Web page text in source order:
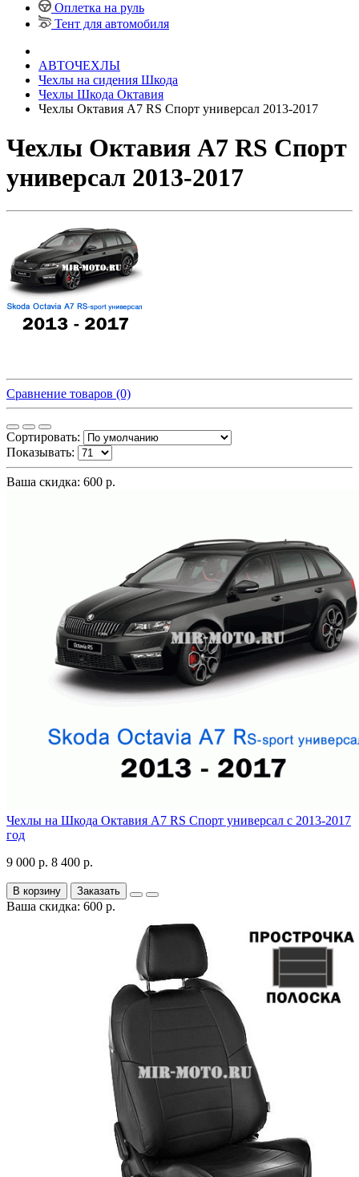
Оплетка на руль
Тент для автомобиля
АВТОЧЕХЛЫ
Чехлы на сидения Шкода
Чехлы Шкода Октавия
Чехлы Октавия А7 RS Спорт универсал 2013-2017
Чехлы Октавия А7 RS Спорт
универсал 2013-2017
Сравнение товаров (0)
Сортировать:
Показывать:
Ваша скидка: 600 р.
Чехлы на Шкода Октавия А7 RS Спорт универсал с 2013-2017
год
9 000 р. 8 400 р.
В корзину Заказать
Ваша скидка: 600 р.